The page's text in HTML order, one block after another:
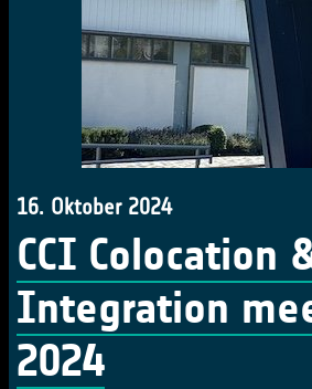
16. Oktober 2024
CCI Colocation
Integration
2024